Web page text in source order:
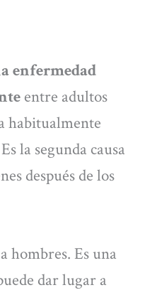
enfermedad
entre adultos
habitualmente
la segunda causa
después de los
hombres. Es una
dar lugar a